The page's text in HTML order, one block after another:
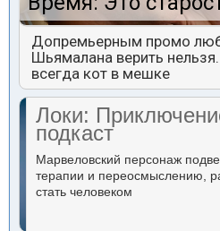
Допремьерным промо
Шьямалана верить
всегда кот в мешке
Локи:
подкаст
Марвеловский персонаж
терапии и переосмыслению,
стать человеком